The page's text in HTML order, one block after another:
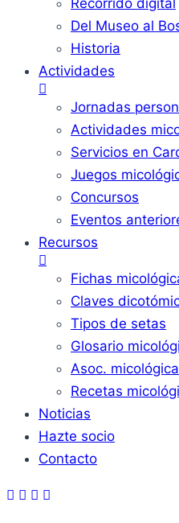
Recorrido digital
Del Museo al
Historia
Actividades
Jornadas
Actividades
Servicios en
Juegos
Concursos
Eventos
Recursos
Fichas
Claves
Tipos de setas
Glosario
Asoc.
Recetas
Noticias
Hazte socio
Contacto